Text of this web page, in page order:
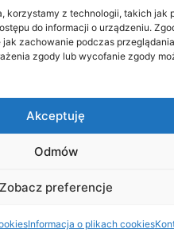
korzystamy z technologii, takich jak
do informacji o urządzeniu.
zachowanie podczas
zgody lub wycofanie zgody
Akceptuję
Odmów
Zobacz preferencje
Informacja o plikach cookies